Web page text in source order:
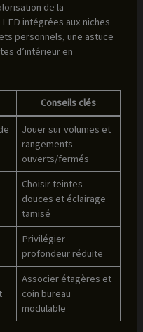
de la
intégrées aux niches
personnels, une astuce
d’intérieur en
Conseils clés
Jouer sur volumes et
rangements
ouverts/fermés
Choisir teintes
douces et éclairage
tamisé
Privilégier
profondeur réduite
Associer étagères et
coin bureau
modulable